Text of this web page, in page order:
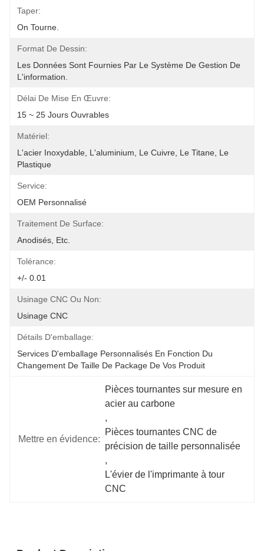
Taper:
On Tourne.
Format De Dessin:
Les Données Sont Fournies Par Le Système De Gestion De
L'information.
Délai De Mise En Œuvre:
15 ~ 25 Jours Ouvrables
Matériel:
L'acier Inoxydable, L'aluminium, Le Cuivre, Le Titane, Le
Plastique
Service:
OEM Personnalisé
Traitement De Surface:
Anodisés, Etc.
Tolérance:
+/- 0.01
Usinage CNC Ou Non:
Usinage CNC
Détails D'emballage:
Services D'emballage Personnalisés En Fonction Du
Changement De Taille De Package De Vos Produit
Mettre en évidence:
Pièces tournantes sur mesure en
acier au carbone
,
Pièces tournantes CNC de
précision de taille personnalisée
,
L'évier de l'imprimante à tour
CNC